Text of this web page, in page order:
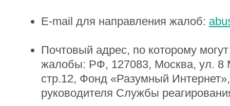
E-mail для направления жалоб:
Почтовый адрес, по которому
жалобы: РФ, 127083, Москва, ул. 8
стр.12, Фонд «Разумный
руководителя Службы